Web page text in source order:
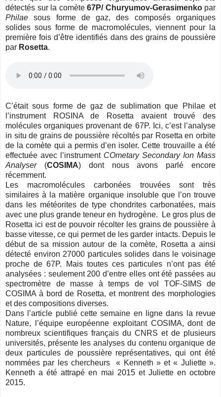
détectés sur la comète 67P/ Churyumov-Gerasimenkopar
Philaesous forme de gaz, des composés organiques
solides sous forme de macromolécules, viennent pour la
première fois d’être identifiés dans des grains de poussière
par Rosetta.
C’était sous forme de gaz de sublimation que Philae et
l’instrument ROSINA de Rosetta avaient trouvé des
molécules organiques provenant de 67P. Ici, c’est l’analyse
in situ de grains de poussière récoltés par Rosetta en orbite
de la comète qui a permis d’en isoler. Cette trouvaille a été
effectuée avec l’instrument COmetary Secondary Ion Mass
Analyser(COSIMA) dont nous avons parlé encore
récemment.
Les macromolécules carbonées trouvées sont très
similaires à la matière organique insoluble que l’on trouve
dans les météorites de type chondrites carbonatées, mais
avec une plus grande teneur en hydrogène. Le gros plus de
Rosetta ici est de pouvoir récolter les grains de poussière à
basse vitesse, ce qui permet de les garder intacts. Depuis le
début de sa mission autour de la comète, Rosetta a ainsi
détecté environ 27000 particules solides dans le voisinage
proche de 67P. Mais toutes ces particules n’ont pas été
analysées : seulement 200 d’entre elles ont été passées au
spectromètre de masse à temps de vol TOF-SIMS de
COSIMA à bord de Rosetta, et montrent des morphologies
et des compositions diverses.
Dans l’article publié cette semaine en ligne dans la revue
Nature, l’équipe européenne exploitant COSIMA, dont de
nombreux scientifiques français du CNRS et de plusieurs
universités, présente les analyses du contenu organique de
deux particules de poussière représentatives, qui ont été
nommées par les chercheurs « Kenneth » et « Juliette ».
Kenneth a été attrapé en mai 2015 et Juliette en octobre
2015.